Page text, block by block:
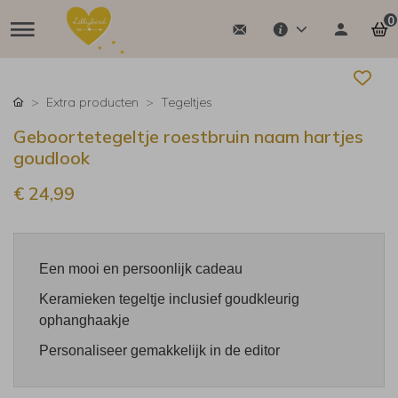
0
Extra producten Tegeltjes
Geboortetegeltje roestbruin naam hartjes
goudlook
€ 24,99
Een mooi en persoonlijk cadeau
Keramieken tegeltje inclusief goudkleurig
ophanghaakje
Personaliseer gemakkelijk in de editor